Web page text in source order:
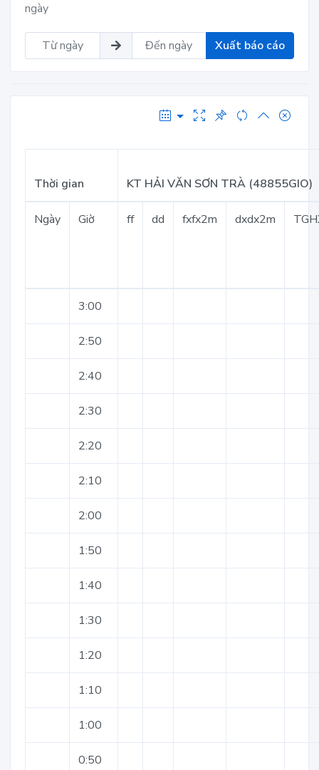
ngày
Xuất báo cáo
Thời gian KT HẢI VĂN SƠN TRÀ (48855GIO)
Ngày Giờ ff dd fxfx2m dxdx2m
3:00
2:50
2:40
2:30
2:20
2:10
2:00
1:50
1:40
1:30
1:20
1:10
1:00
0:50